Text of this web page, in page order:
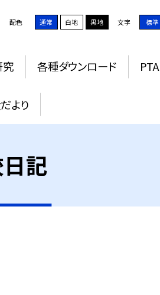
配色 通常 白地 黒地 文字 標準
究 各種ダウンロード PTA
より
記